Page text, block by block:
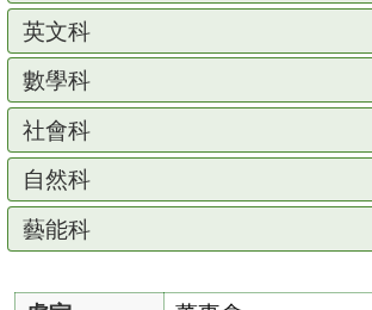
英文科
數學科
社會科
自然科
藝能科